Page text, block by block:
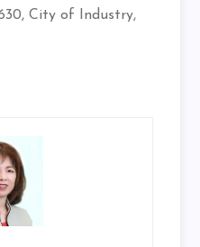
City of Industry,